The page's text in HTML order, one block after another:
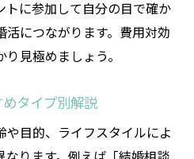
トに参加して自分の目で確か
活につながります。費用対効
見極めましょう。
タイプ別解説
や目的、ライフスタイルによ